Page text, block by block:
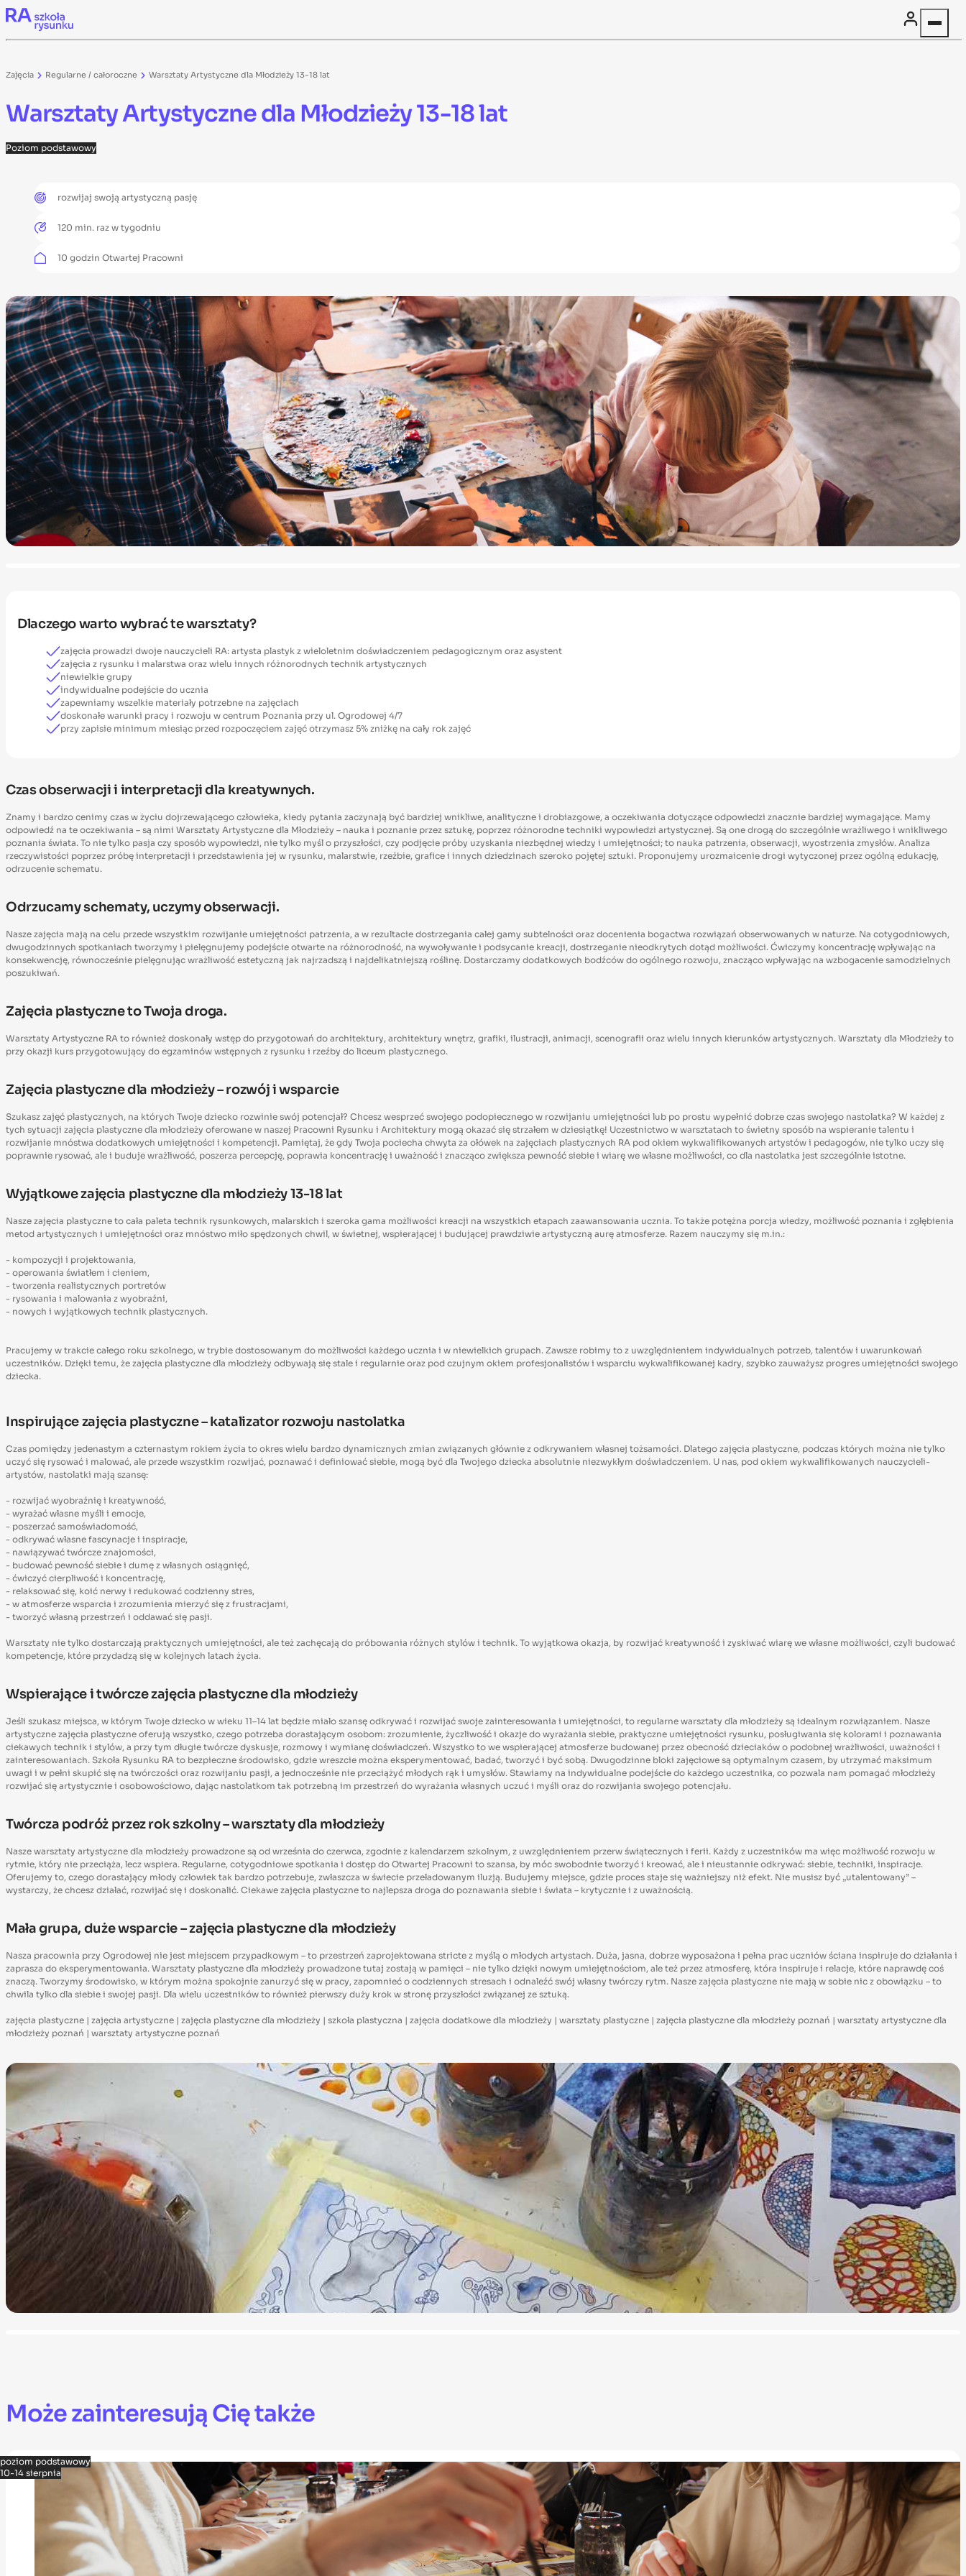
Skip to content
Zajęcia Regularne / całoroczne Warsztaty Artystyczne dla Młodzieży 13-18 lat
Warsztaty Artystyczne dla Młodzieży 13-18 lat
Poziom podstawowy
rozwijaj swoją artystyczną pasję
120 min. raz w tygodniu
10 godzin Otwartej Pracowni
Dlaczego warto wybrać te warsztaty?
zajęcia prowadzi dwoje nauczycieli RA: artysta plastyk z wieloletnim doświadczeniem pedagogicznym oraz asystent
zajęcia z rysunku i malarstwa oraz wielu innych różnorodnych technik artystycznych
niewielkie grupy
indywidualne podejście do ucznia
zapewniamy wszelkie materiały potrzebne na zajęciach
doskonałe warunki pracy i rozwoju w centrum Poznania przy ul. Ogrodowej 4/7
przy zapisie minimum miesiąc przed rozpoczęciem zajęć otrzymasz 5% zniżkę na cały rok zajęć
Czas obserwacji i interpretacji dla kreatywnych.
Znamy i bardzo cenimy czas w życiu dojrzewającego człowieka, kiedy pytania zaczynają być bardziej wnikliwe, analityczne i drobiazgowe, a oczekiwania dotyczące odpowiedzi znacznie bardziej wymagające. Mamy
odpowiedź na te oczekiwania – są nimi Warsztaty Artystyczne dla Młodzieży – nauka i poznanie przez sztukę, poprzez różnorodne techniki wypowiedzi artystycznej. Są one drogą do szczególnie wrażliwego i wnikliwego
poznania świata. To nie tylko pasja czy sposób wypowiedzi, nie tylko myśl o przyszłości, czy podjęcie próby uzyskania niezbędnej wiedzy i umiejętności; to nauka patrzenia, obserwacji, wyostrzenia zmysłów. Analiza
rzeczywistości poprzez próbę interpretacji i przedstawienia jej w rysunku, malarstwie, rzeźbie, grafice i innych dziedzinach szeroko pojętej sztuki. Proponujemy urozmaicenie drogi wytyczonej przez ogólną edukację,
odrzucenie schematu.
Odrzucamy schematy, uczymy obserwacji.
Nasze zajęcia mają na celu przede wszystkim rozwijanie umiejętności patrzenia, a w rezultacie dostrzegania całej gamy subtelności oraz docenienia bogactwa rozwiązań obserwowanych w naturze. Na cotygodniowych,
dwugodzinnych spotkaniach tworzymy i pielęgnujemy podejście otwarte na różnorodność, na wywoływanie i podsycanie kreacji, dostrzeganie nieodkrytych dotąd możliwości. Ćwiczymy koncentrację wpływając na
konsekwencję, równocześnie pielęgnując wrażliwość estetyczną jak najrzadszą i najdelikatniejszą roślinę. Dostarczamy dodatkowych bodźców do ogólnego rozwoju, znacząco wpływając na wzbogacenie samodzielnych
poszukiwań.
Zajęcia plastyczne to Twoja droga.
Warsztaty Artystyczne RA to również doskonały wstęp do przygotowań do architektury, architektury wnętrz, grafiki, ilustracji, animacji, scenografii oraz wielu innych kierunków artystycznych. Warsztaty dla Młodzieży to
przy okazji kurs przygotowujący do egzaminów wstępnych z rysunku i rzeźby do liceum plastycznego.
Zajęcia plastyczne dla młodzieży – rozwój i wsparcie
Szukasz zajęć plastycznych, na których Twoje dziecko rozwinie swój potencjał? Chcesz wesprzeć swojego podopiecznego w rozwijaniu umiejętności lub po prostu wypełnić dobrze czas swojego nastolatka? W każdej z
tych sytuacji zajęcia plastyczne dla młodzieży oferowane w naszej Pracowni Rysunku i Architektury mogą okazać się strzałem w dziesiątkę! Uczestnictwo w warsztatach to świetny sposób na wspieranie talentu i
rozwijanie mnóstwa dodatkowych umiejętności i kompetencji. Pamiętaj, że gdy Twoja pociecha chwyta za ołówek na zajęciach plastycznych RA pod okiem wykwalifikowanych artystów i pedagogów, nie tylko uczy się
poprawnie rysować, ale i buduje wrażliwość, poszerza percepcję, poprawia koncentrację i uważność i znacząco zwiększa pewność siebie i wiarę we własne możliwości, co dla nastolatka jest szczególnie istotne.
Wyjątkowe zajęcia plastyczne dla młodzieży 13-18 lat
Nasze zajęcia plastyczne to cała paleta technik rysunkowych, malarskich i szeroka gama możliwości kreacji na wszystkich etapach zaawansowania ucznia. To także potężna porcja wiedzy, możliwość poznania i zgłębienia
metod artystycznych i umiejętności oraz mnóstwo miło spędzonych chwil, w świetnej, wspierającej i budującej prawdziwie artystyczną aurę atmosferze. Razem nauczymy się m.in.:
- kompozycji i projektowania,
- operowania światłem i cieniem,
- tworzenia realistycznych portretów
- rysowania i malowania z wyobraźni,
- nowych i wyjątkowych technik plastycznych.
Pracujemy w trakcie całego roku szkolnego, w trybie dostosowanym do możliwości każdego ucznia i w niewielkich grupach. Zawsze robimy to z uwzględnieniem indywidualnych potrzeb, talentów i uwarunkowań
uczestników. Dzięki temu, że zajęcia plastyczne dla młodzieży odbywają się stale i regularnie oraz pod czujnym okiem profesjonalistów i wsparciu wykwalifikowanej kadry, szybko zauważysz progres umiejętności swojego
dziecka.
Inspirujące zajęcia plastyczne – katalizator rozwoju nastolatka
Czas pomiędzy jedenastym a czternastym rokiem życia to okres wielu bardzo dynamicznych zmian związanych głównie z odkrywaniem własnej tożsamości. Dlatego zajęcia plastyczne, podczas których można nie tylko
uczyć się rysować i malować, ale przede wszystkim rozwijać, poznawać i definiować siebie, mogą być dla Twojego dziecka absolutnie niezwykłym doświadczeniem. U nas, pod okiem wykwalifikowanych nauczycieli-
artystów, nastolatki mają szansę:
- rozwijać wyobraźnię i kreatywność,
- wyrażać własne myśli i emocje,
- poszerzać samoświadomość,
- odkrywać własne fascynacje i inspiracje,
- nawiązywać twórcze znajomości,
- budować pewność siebie i dumę z własnych osiągnięć,
- ćwiczyć cierpliwość i koncentrację,
- relaksować się, koić nerwy i redukować codzienny stres,
- w atmosferze wsparcia i zrozumienia mierzyć się z frustracjami,
- tworzyć własną przestrzeń i oddawać się pasji.
Warsztaty nie tylko dostarczają praktycznych umiejętności, ale też zachęcają do próbowania różnych stylów i technik. To wyjątkowa okazja, by rozwijać kreatywność i zyskiwać wiarę we własne możliwości, czyli budować
kompetencje, które przydadzą się w kolejnych latach życia.
Wspierające i twórcze zajęcia plastyczne dla młodzieży
Jeśli szukasz miejsca, w którym Twoje dziecko w wieku 11–14 lat będzie miało szansę odkrywać i rozwijać swoje zainteresowania i umiejętności, to regularne warsztaty dla młodzieży są idealnym rozwiązaniem. Nasze
artystyczne zajęcia plastyczne oferują wszystko, czego potrzeba dorastającym osobom: zrozumienie, życzliwość i okazje do wyrażania siebie, praktyczne umiejętności rysunku, posługiwania się kolorami i poznawania
ciekawych technik i stylów, a przy tym długie twórcze dyskusje, rozmowy i wymianę doświadczeń. Wszystko to we wspierającej atmosferze budowanej przez obecność dzieciaków o podobnej wrażliwości, uważności i
zainteresowaniach. Szkoła Rysunku RA to bezpieczne środowisko, gdzie wreszcie można eksperymentować, badać, tworzyć i być sobą. Dwugodzinne bloki zajęciowe są optymalnym czasem, by utrzymać maksimum
uwagi i w pełni skupić się na twórczości oraz rozwijaniu pasji, a jednocześnie nie przeciążyć młodych rąk i umysłów. Stawiamy na indywidualne podejście do każdego uczestnika, co pozwala nam pomagać młodzieży
rozwijać się artystycznie i osobowościowo, dając nastolatkom tak potrzebną im przestrzeń do wyrażania własnych uczuć i myśli oraz do rozwijania swojego potencjału.
Twórcza podróż przez rok szkolny – warsztaty dla młodzieży
Nasze warsztaty artystyczne dla młodzieży prowadzone są od września do czerwca, zgodnie z kalendarzem szkolnym, z uwzględnieniem przerw świątecznych i ferii. Każdy z uczestników ma więc możliwość rozwoju w
rytmie, który nie przeciąża, lecz wspiera. Regularne, cotygodniowe spotkania i dostęp do Otwartej Pracowni to szansa, by móc swobodnie tworzyć i kreować, ale i nieustannie odkrywać: siebie, techniki, inspiracje.
Oferujemy to, czego dorastający młody człowiek tak bardzo potrzebuje, zwłaszcza w świecie przeładowanym iluzją. Budujemy miejsce, gdzie proces staje się ważniejszy niż efekt. Nie musisz być „utalentowany” –
wystarczy, że chcesz działać, rozwijać się i doskonalić. Ciekawe zajęcia plastyczne to najlepsza droga do poznawania siebie i świata – krytycznie i z uważnością.
Mała grupa, duże wsparcie – zajęcia plastyczne dla młodzieży
Nasza pracownia przy Ogrodowej nie jest miejscem przypadkowym – to przestrzeń zaprojektowana stricte z myślą o młodych artystach. Duża, jasna, dobrze wyposażona i pełna prac uczniów ściana inspiruje do działania i
zaprasza do eksperymentowania. Warsztaty plastyczne dla młodzieży prowadzone tutaj zostają w pamięci – nie tylko dzięki nowym umiejętnościom, ale też przez atmosferę, która inspiruje i relacje, które naprawdę coś
znaczą. Tworzymy środowisko, w którym można spokojnie zanurzyć się w pracy, zapomnieć o codziennych stresach i odnaleźć swój własny twórczy rytm. Nasze zajęcia plastyczne nie mają w sobie nic z obowiązku – to
chwila tylko dla siebie i swojej pasji. Dla wielu uczestników to również pierwszy duży krok w stronę przyszłości związanej ze sztuką.
zajęcia plastyczne | zajęcia artystyczne | zajęcia plastyczne dla młodzieży | szkoła plastyczna | zajęcia dodatkowe dla młodzieży | warsztaty plastyczne | zajęcia plastyczne dla młodzieży poznań | warsztaty artystyczne dla
młodzieży poznań | warsztaty artystyczne poznań
Może zainteresują Cię także
poziom podstawowy
10-14 sierpnia